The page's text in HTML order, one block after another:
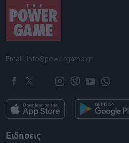
Email: info@powergame.gr
Ειδήσεις